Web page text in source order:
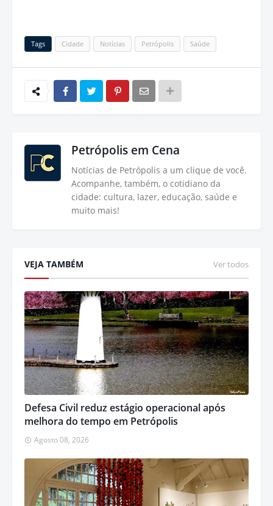
Tags Cidade Notícias Petrópolis Saúde
Petrópolis em Cena
Notícias de Petrópolis a um clique de você.
Acompanhe, também, o cotidiano da
cidade: cultura, lazer, educação, saúde e
muito mais!
VEJA TAMBÉM Ver todos
Defesa Civil reduz estágio operacional após
melhora do tempo em Petrópolis
Agosto 08, 2026